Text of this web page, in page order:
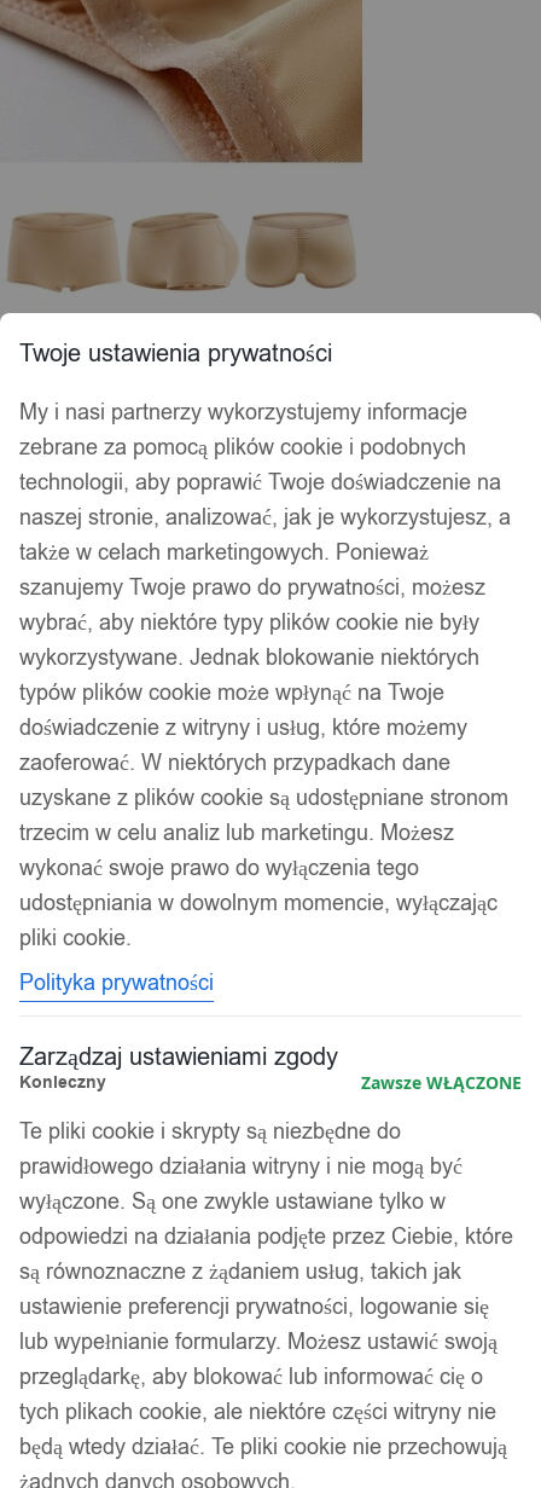
Twoje ustawienia prywatności
My i nasi partnerzy wykorzystujemy informacje
zebrane za pomocą plików cookie i podobnych
technologii, aby poprawić Twoje doświadczenie na
naszej stronie, analizować, jak je wykorzystujesz, a
także w celach marketingowych. Ponieważ
szanujemy Twoje prawo do prywatności, możesz
wybrać, aby niektóre typy plików cookie nie były
wykorzystywane. Jednak blokowanie niektórych
typów plików cookie może wpłynąć na Twoje
doświadczenie z witryny i usług, które możemy
zaoferować. W niektórych przypadkach dane
uzyskane z plików cookie są udostępniane stronom
trzecim w celu analiz lub marketingu. Możesz
wykonać swoje prawo do wyłączenia tego
udostępniania w dowolnym momencie, wyłączając
pliki cookie.
Polityka prywatności
Zarządzaj ustawieniami zgody
Konieczny Zawsze WŁĄCZONE
Te pliki cookie i skrypty są niezbędne do
prawidłowego działania witryny i nie mogą być
wyłączone. Są one zwykle ustawiane tylko w
odpowiedzi na działania podjęte przez Ciebie, które
są równoznaczne z żądaniem usług, takich jak
ustawienie preferencji prywatności, logowanie się
lub wypełnianie formularzy. Możesz ustawić swoją
przeglądarkę, aby blokować lub informować cię o
tych plikach cookie, ale niektóre części witryny nie
będą wtedy działać. Te pliki cookie nie przechowują